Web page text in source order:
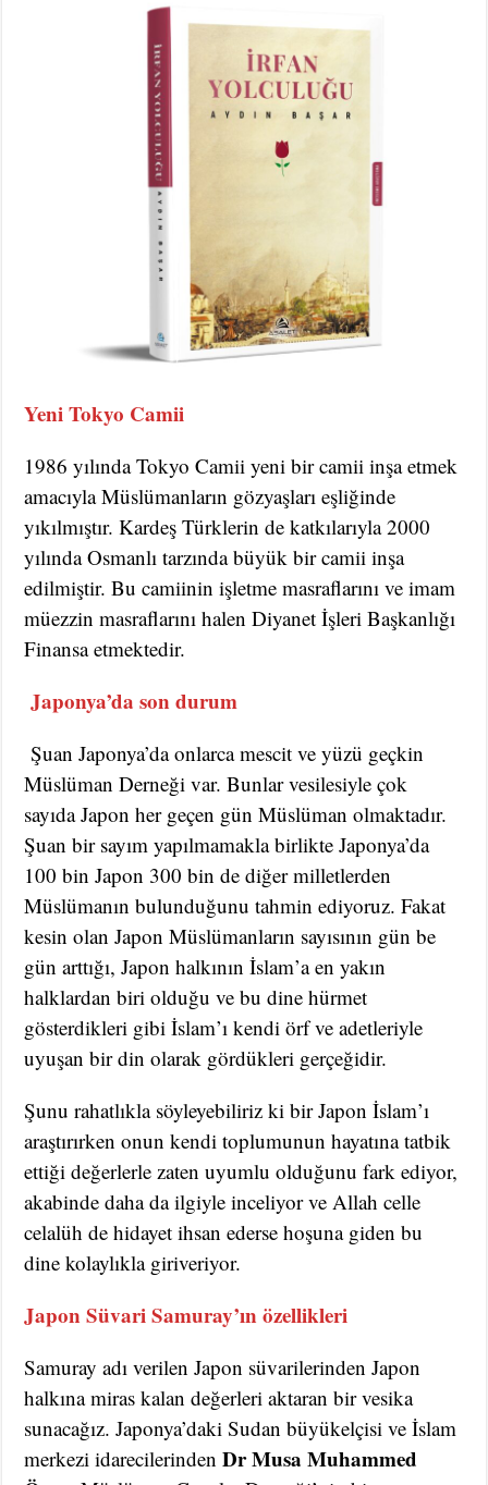
Yeni Tokyo Camii
1986 yılında Tokyo Camii yeni bir camii inşa etmek
amacıyla Müslümanların gözyaşları eşliğinde
yıkılmıştır. Kardeş Türklerin de katkılarıyla 2000
yılında Osmanlı tarzında büyük bir camii inşa
edilmiştir. Bu camiinin işletme masraflarını ve imam
müezzin masraflarını halen Diyanet İşleri Başkanlığı
Finansa etmektedir.
Japonya’da son durum
Şuan Japonya’da onlarca mescit ve yüzü geçkin
Müslüman Derneği var. Bunlar vesilesiyle çok
sayıda Japon her geçen gün Müslüman olmaktadır.
Şuan bir sayım yapılmamakla birlikte Japonya’da
100 bin Japon 300 bin de diğer milletlerden
Müslümanın bulunduğunu tahmin ediyoruz. Fakat
kesin olan Japon Müslümanların sayısının gün be
gün arttığı, Japon halkının İslam’a en yakın
halklardan biri olduğu ve bu dine hürmet
gösterdikleri gibi İslam’ı kendi örf ve adetleriyle
uyuşan bir din olarak gördükleri gerçeğidir.
Şunu rahatlıkla söyleyebiliriz ki bir Japon İslam’ı
araştırırken onun kendi toplumunun hayatına tatbik
ettiği değerlerle zaten uyumlu olduğunu fark ediyor,
akabinde daha da ilgiyle inceliyor ve Allah celle
celalüh de hidayet ihsan ederse hoşuna giden bu
dine kolaylıkla giriveriyor.
Japon Süvari Samuray’ın özellikleri
Samuray adı verilen Japon süvarilerinden Japon
halkına miras kalan değerleri aktaran bir vesika
sunacağız. Japonya’daki Sudan büyükelçisi ve İslam
merkezi idarecilerindenDr Musa Muhammed